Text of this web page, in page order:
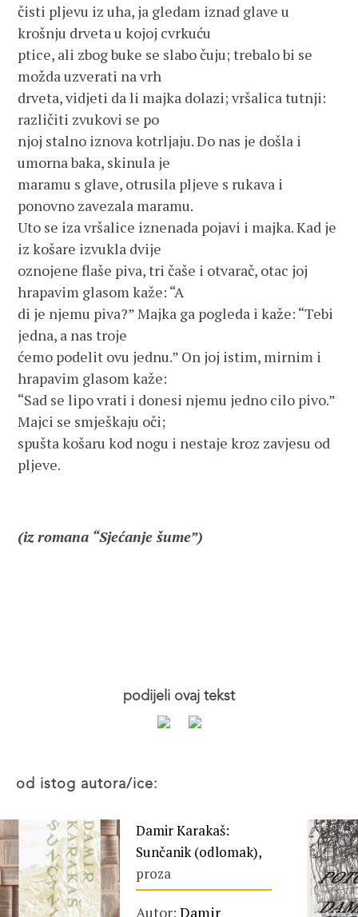
čisti pljevu iz uha, ja gledam iznad glave u
krošnju drveta u kojoj cvrkuću
ptice, ali zbog buke se slabo čuju; trebalo bi se
možda uzverati na vrh
drveta, vidjeti da li majka dolazi; vršalica tutnji:
različiti zvukovi se po
njoj stalno iznova kotrljaju. Do nas je došla i
umorna baka, skinula je
maramu s glave, otrusila pljeve s rukava i
ponovno zavezala maramu.
Uto se iza vršalice iznenada pojavi i majka. Kad je
iz košare izvukla dvije
oznojene flaše piva, tri čaše i otvarač, otac joj
hrapavim glasom kaže: “A
di je njemu piva?” Majka ga pogleda i kaže: “Tebi
jedna, a nas troje
ćemo podelit ovu jednu.” On joj istim, mirnim i
hrapavim glasom kaže:
“Sad se lipo vrati i donesi njemu jedno cilo pivo.”
Majci se smješkaju oči;
spušta košaru kod nogu i nestaje kroz zavjesu od
pljeve.
(iz romana “Sjećanje šume”)
podijeli ovaj tekst
od istog autora/ice:
Damir Karakaš:
Sunčanik (odlomak),
proza
Autor: Damir